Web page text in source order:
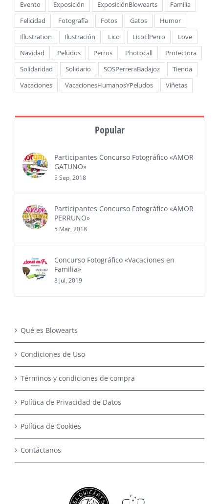
Evento
Exposición ExposiciónBlowearts
Familia
Felicidad
Fotografía Fotos Gatos
Humor
Illustration
Ilustración Lico LicoElPerro
Love
Navidad
Peludos Perros Photocall
Protectora
Solidaridad
Solidario SOSPerreraBadajoz
Tienda
Vacaciones
VacacionesHumanosYPeludos Viñetas
Popular
Participantes Concurso Fotográfico «AMOR
GATUNO»
5 Sep, 2018
Participantes Concurso Fotográfico «AMOR
PERRUNO»
5 Mar, 2018
Concurso Fotográfico «Vacaciones en
Familia»
8 Jul, 2019
Qué es Blowearts
Condiciones de Uso
Términos y condiciones de compra
Política de Privacidad de Datos
Política de Cookies
Contáctanos